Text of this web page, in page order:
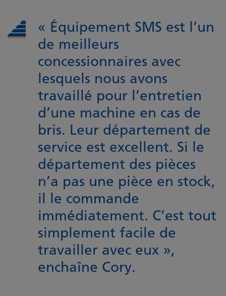
« Équipement SMS est l’un
de meilleurs
concessionnaires avec
lesquels nous avons
travaillé pour l’entretien
d’une machine en cas de
bris. Leur département de
service est excellent. Si le
département des pièces
n’a pas une pièce en stock,
il le commande
immédiatement. C’est tout
simplement facile de
travailler avec eux »,
enchaîne Cory.